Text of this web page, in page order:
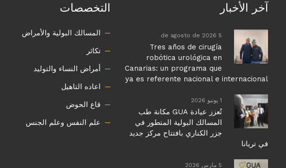
التخصصات
المسالك البولية والأمراض
تكاثر
أمراض النساء والتوليد
اعاده التاهيل
قاع الحوض
علم النفس وعلم الجنس
آخر الأخبار
5 de agosto de 2026
Tres años de cirugía
robótica urológica en
Canarias: un programa que
ya es referente nacional e internacional
1 يونيو 2026
تُعزز عيادة GUA مكانة طب
المسالك البولية المتطور في
جزر الكناري بافتتاح مركز جديد
في تريانا
5 مارس 2026